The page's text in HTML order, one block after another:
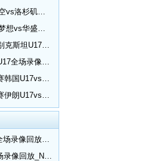
2023年6月29日WNBA芝加哥天空vs洛杉矶火花视频集锦
2023年6月29日WNBA亚特兰大梦想vs华盛顿神秘人视频集锦
2023年6月29日韩国U17vs乌兹别克斯坦U17全场录像回放_U17亚洲杯半决赛
2023年6月29日伊朗U17vs日本U17全场录像回放_U17亚洲杯半决赛
2023年6月29日U17亚洲杯半决赛韩国U17vs乌兹别克斯坦U17比赛集锦
2023年6月29日U17亚洲杯半决赛伊朗U17vs日本U17比赛集锦
2021年11月10日快船vs开拓者全场录像回放_NBA常规赛
2021年11月10日76人vs雄鹿全场录像回放_NBA常规赛